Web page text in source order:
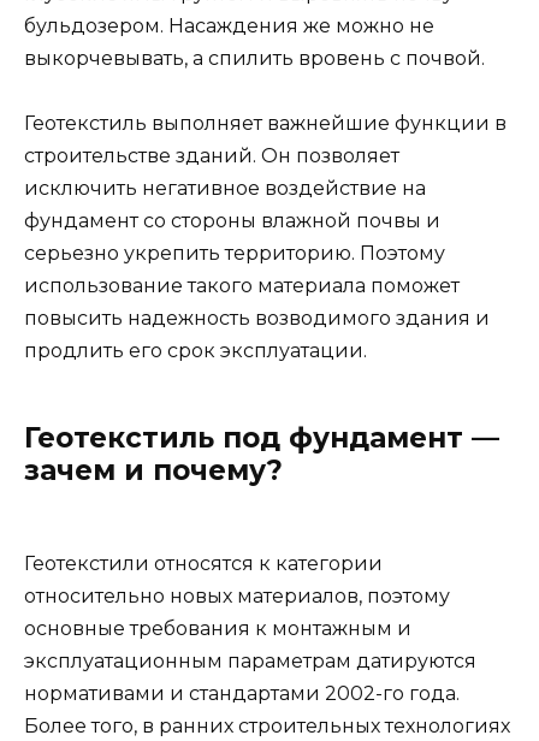
бульдозером. Насаждения же можно не
выкорчевывать, а спилить вровень с почвой.
Геотекстиль выполняет важнейшие функции в
строительстве зданий. Он позволяет
исключить негативное воздействие на
фундамент со стороны влажной почвы и
серьезно укрепить территорию. Поэтому
использование такого материала поможет
повысить надежность возводимого здания и
продлить его срок эксплуатации.
Геотекстиль под фундамент —
зачем и почему?
Геотекстили относятся к категории
относительно новых материалов, поэтому
основные требования к монтажным и
эксплуатационным параметрам датируются
нормативами и стандартами 2002-го года.
Более того, в ранних строительных технологиях